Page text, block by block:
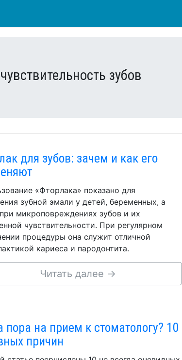
зубов
для зубов: зачем и как его
«Фторлака» показано для
зубной эмали у детей, беременных, а
микроповреждениях зубов и их
чувствительности. При регулярном
процедуры она служит отличной
кариеса и пародонтита.
Читать далее →
пора на прием к стоматологу? 10
причин